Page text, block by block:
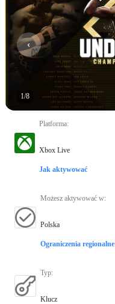
1/8
Platforma:
Xbox Live
Jak aktywować
Możesz aktywować w:
Polska
Ograniczenia regionalne
Typ:
Klucz